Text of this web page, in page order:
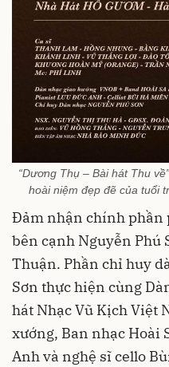
“Dương Thụ – Bài hát Thu
hoài niệm đẹp đẽ của tuổi
Đảm nhận chính phần
bên cạnh Nguyễn Phú
Thuận. Phần chỉ huy
Sơn thực hiện cùng
hát Nhạc Vũ Kịch Việt
xướng, Ban nhạc Hoài
Anh và nghệ sĩ cello